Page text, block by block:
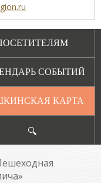
СОБЫТИЙ
КАРТА
🔍